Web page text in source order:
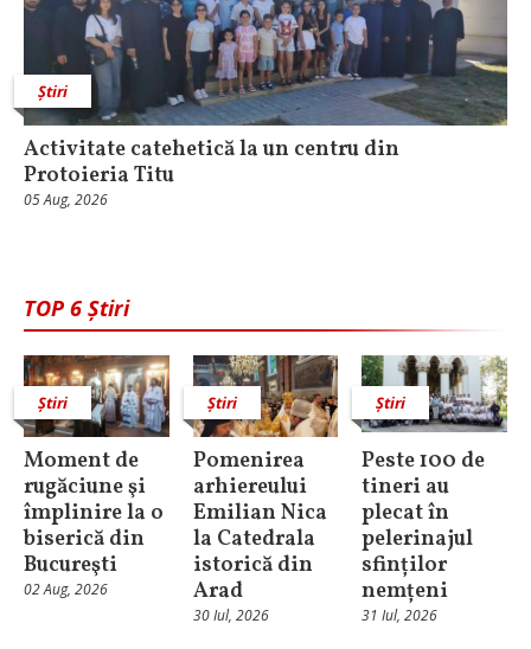
Știri
Activitate catehetică la un centru din
Protoieria Titu
05 Aug, 2026
TOP 6 Știri
Știri
Moment de
rugăciune şi
împlinire la o
biserică din
Bucureşti
02 Aug, 2026
Știri
Pomenirea
arhiereului
Emilian Nica
la Catedrala
istorică din
Arad
30 Iul, 2026
Știri
Peste 100 de
tineri au
plecat în
pelerinajul
sfinților
nemțeni
31 Iul, 2026